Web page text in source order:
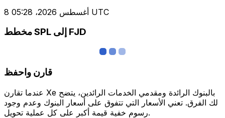
8 أغسطس 2026، 05:28 UTC
مخطط SPL إلى FJD
قارن واحفظ
عندما تقارن Xe بالبنوك الرائدة ومقدمي الخدمات الرائدين، يتضح
لك الفرق. تعني الأسعار التي تتفوق على أسعار البنوك وعدم وجود
رسوم خفية قيمة أكبر على كل عملية تحويل.